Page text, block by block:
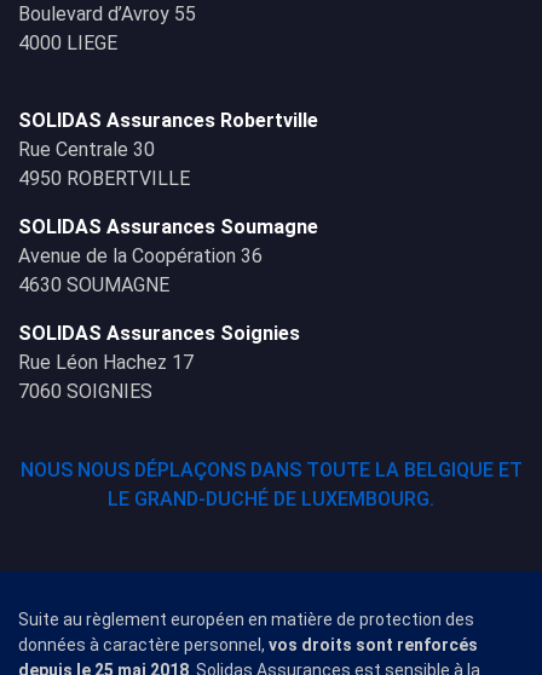
Boulevard d’Avroy 55
4000 LIEGE
SOLIDAS Assurances Robertville
Rue Centrale 30
4950 ROBERTVILLE
SOLIDAS Assurances Soumagne
Avenue de la Coopération 36
4630 SOUMAGNE
SOLIDAS Assurances Soignies
Rue Léon Hachez 17
7060 SOIGNIES
NOUS NOUS DÉPLAÇONS DANS TOUTE LA BELGIQUE ET
LE GRAND-DUCHÉ DE LUXEMBOURG.
Suite au règlement européen en matière de protection des
données à caractère personnel, vos droits sont renforcés
depuis le 25 mai 2018 . Solidas Assurances est sensible à la